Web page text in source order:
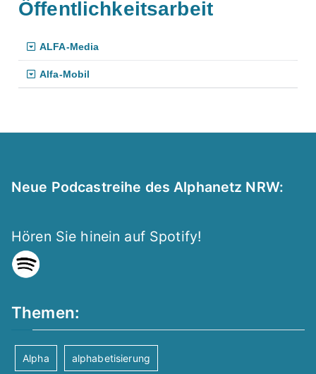
Öffentlichkeitsarbeit
ALFA-Media
Alfa-Mobil
Neue Podcastreihe des Alphanetz NRW:
Hören Sie hinein auf Spotify!
Themen:
Alpha alphabetisierung